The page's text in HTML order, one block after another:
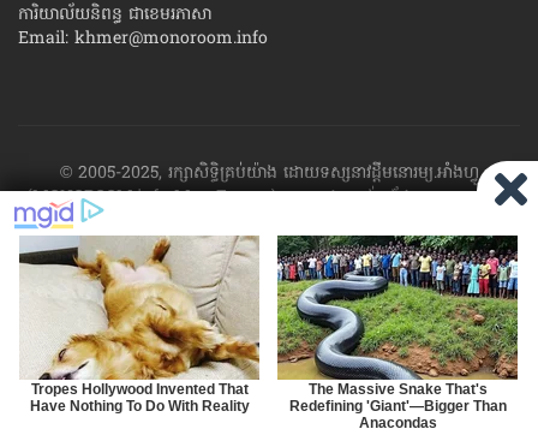
ការិយាល័យនិពន្ធ ជាខេមរភាសា
Email: khmer@monoroom.info
© 2005-2025, រក្សាសិទ្ធិគ្រប់យ៉ាង ដោយទស្សនាវដ្ដី​មនោរម្យ.អាំងហ្វូ
(MONOROOM.info Mag France)។ ហាម​ដក​ស្រង់​នូវ​ផ្នែក​ណា​មួយ​ ឬ​ផ្នែក​
ទាំង​អស់ ​នៃ​ការ​ផ្សាយ​របស់​ទស្សនាវដ្ដី​​មនោរម្យ.អាំងហ្វូ យក​ទៅ​​បោះពុម្ព នៅ
លើក្រដាស ឬតាម​ប្រព័ន្ធ​អេឡិច​ត្រូនិច - ផ្សាយ​តាម​រលក​ធាតុអាកាស ឬតាមប្រព័ន្ធ
អេឡិចត្រូនិច - សរសេរ​ឡើង​វិញ ឬ​ចែក​ចាយ​ តាមវិធីណាក៏ដោយ ដោយ​គ្មាន​ការ​
យល់ព្រម ជា​លាយ​លក្ខណ៍​អក្សរ​ ពី​ចាងហ្វាង​ការ​ផ្សាយ​។ផ្ទុយមកវិញ ដើម្បី​ទទួល​
បាននូវសិទ្ធិ​ទាំងនេះ សូម​ទាក់​ទង​មក​ទស្សនាវដ្ដី។
RSS SP MIRROR ARCHIVE